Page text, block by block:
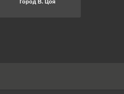
Город В. Цоя